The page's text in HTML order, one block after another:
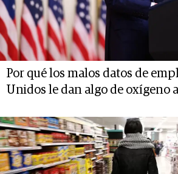
Por qué los malos datos de
Unidos le dan algo de oxígeno